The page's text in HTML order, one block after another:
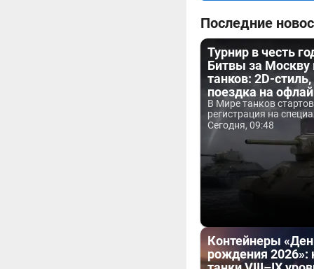
Последние
Турнир в честь
Битвы за
танков: 2D-
поездка на
В Мире танков
регистрация на
Сегодня, 09:48
Контейнеры
рождения 2026»: